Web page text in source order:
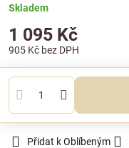
Skladem
1 095 Kč
905 Kč bez DPH
Přidat k Oblíbeným